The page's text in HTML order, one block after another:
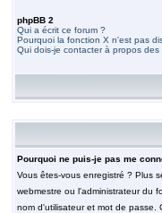
phpBB 2
Qui a écrit ce forum ?
Pourquoi la fonction X n'est pas
Qui dois-je contacter à propos
Pourquoi ne puis-je pas me
Vous êtes-vous enregistré ? Plus
webmestre ou l'administrateur du
nom d'utilisateur et mot de passe.